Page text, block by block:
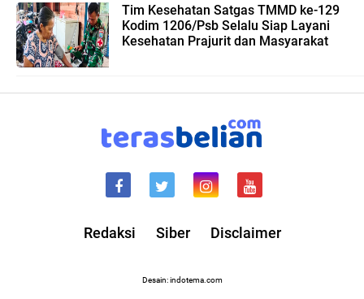
Tim Kesehatan Satgas TMMD ke-129
Kodim 1206/Psb Selalu Siap Layani
Kesehatan Prajurit dan Masyarakat
Redaksi Siber Disclaimer
Desain: indotema.com